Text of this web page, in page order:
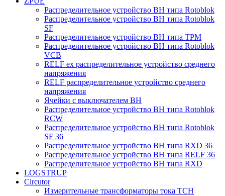
Распределительное устройство ВН типа Rotoblok
Распределительное устройство ВН типа Rotoblok
SF
Распределительное устройство ВН типа TPM
Распределительное устройство ВН типа Rotoblok
VCB
RELF ex распределительное устройство среднего
напряжения
RELF распределительное устройство среднего
напряжения
Ячейки с выключателем ВН
Распределительное устройство ВН типа Rotoblok
RCW
Распределительное устройство ВН типа Rotoblok
SF 36
Распределительное устройство ВН типа RXD 36
Распределительное устройство ВН типа RELF 36
Распределительное устройство ВН типа RXD
LOGSTRUP
Circutor
Измерительные трансформаторы тока TCH